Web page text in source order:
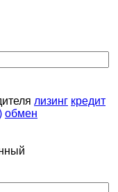
лизинг кредит
обмен